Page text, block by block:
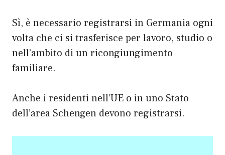
Sì, è necessario registrarsi in Germania ogni
volta che ci si trasferisce per lavoro, studio o
nell’ambito di un ricongiungimento
familiare.
Anche i residenti nell’UE o in uno Stato
dell’area Schengen devono registrarsi.